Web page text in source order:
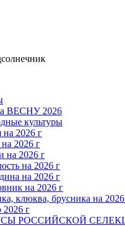
ВЕСНУ 2026
культуры
2026 г
2026 г
на 2026 г
на 2026 г
на 2026 г
на 2026 г
клюква, брусника на
2026 г
РОССИЙСКОЙ